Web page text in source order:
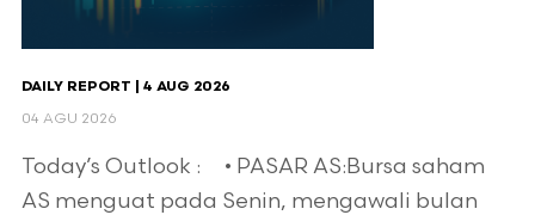
DAILY REPORT | 4 AUG 2026
04 AGU 2026
Today’s Outlook : • PASAR AS:Bursa saham
AS menguat pada Senin, mengawali bulan